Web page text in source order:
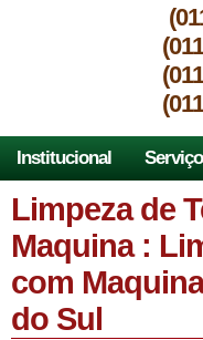
Institucional
Limpeza de
Maquina :
com
do Sul